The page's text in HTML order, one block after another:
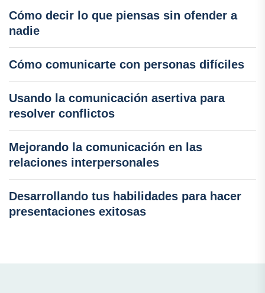
Cómo decir lo que piensas sin ofender a
nadie
Cómo comunicarte con personas difíciles
Usando la comunicación asertiva para
resolver conflictos
Mejorando la comunicación en las
relaciones interpersonales
Desarrollando tus habilidades para hacer
presentaciones exitosas